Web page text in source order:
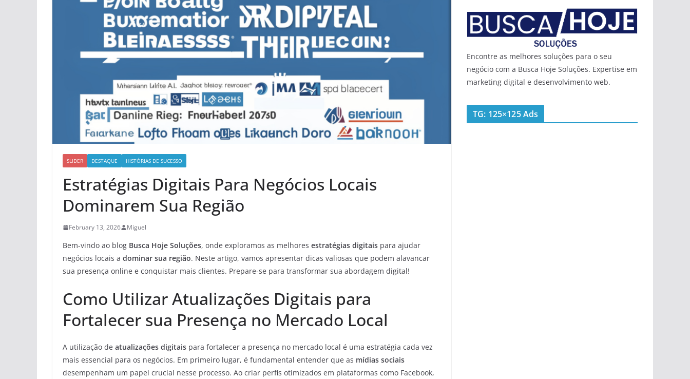
SLIDER DESTAQUE HISTÓRIAS DE SUCESSO
Estratégias Digitais Para Negócios Locais
Dominarem Sua Região
February 13, 2026 Miguel
Bem-vindo ao blog Busca Hoje Soluções, onde exploramos as melhores estratégias digitais para ajudar
negócios locais a dominar sua região. Neste artigo, vamos apresentar dicas valiosas que podem alavancar
sua presença online e conquistar mais clientes. Prepare-se para transformar sua abordagem digital!
Como Utilizar Atualizações Digitais para
Fortalecer sua Presença no Mercado Local
A utilização de atualizações digitais para fortalecer a presença no mercado local é uma estratégia cada vez
mais essencial para os negócios. Em primeiro lugar, é fundamental entender que as mídias sociais
desempenham um papel crucial nesse processo. Ao criar perfis otimizados em plataformas como Facebook,
Encontre as melhores soluções para o seu
negócio com a Busca Hoje Soluções. Expertise em
marketing digital e desenvolvimento web.
TG: 125×125 Ads